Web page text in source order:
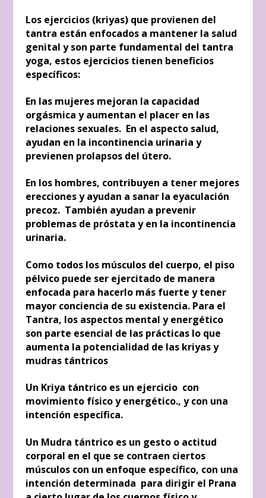
Los ejercicios (kriyas) que provienen del
tantra están enfocados a mantener la salud
genital y son parte fundamental del tantra
yoga, estos ejercicios tienen beneficios
específicos:
En las mujeres mejoran la capacidad
orgásmica y aumentan el placer en las
relaciones sexuales. En el aspecto salud,
ayudan en la incontinencia urinaria y
previenen prolapsos del útero.
En los hombres, contribuyen a tener mejores
erecciones y ayudan a sanar la eyaculación
precoz. También ayudan a prevenir
problemas de próstata y en la incontinencia
urinaria.
Como todos los músculos del cuerpo, el piso
pélvico puede ser ejercitado de manera
enfocada para hacerlo más fuerte y tener
mayor conciencia de su existencia. Para el
Tantra, los aspectos mental y energético
son parte esencial de las prácticas lo que
aumenta la potencialidad de las kriyas y
mudras tántricos
Un Kriya tántrico es un ejercicio con
movimiento físico y energético., y con una
intención específica.
Un Mudra tántrico es un gesto o actitud
corporal en el que se contraen ciertos
músculos con un enfoque específico, con una
intención determinada para dirigir el Prana